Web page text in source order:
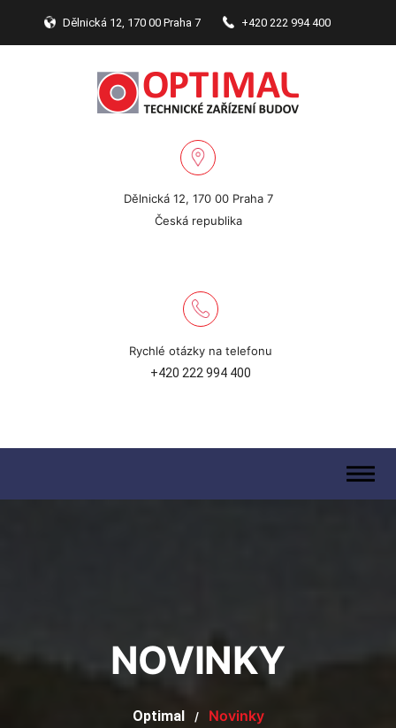
Dělnická 12, 170 00 Praha 7 +420 222 994 400
Dělnická 12, 170 00 Praha 7
Česká republika
Rychlé otázky na telefonu
+420 222 994 400
NOVINKY
Optimal / Novinky